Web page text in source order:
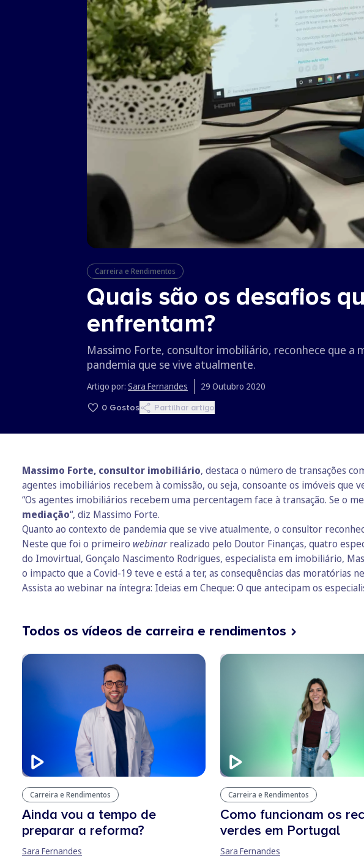
Carreira e Rendimentos
Quais são os desafios
enfrentam?
Massimo Forte, consultor imobiliário, reconhece que
pandemia que se vive atualmente.
Artigo por: Sara Fernandes 29 Outubro 2020
0 Gostos Partilhar artigo
Massimo Forte, consultor imobiliário, destaca o número de transações
agentes imobiliários recebem à comissão, ou seja, consoante os imóveis que
“Os agentes imobiliários recebem uma percentagem face à transação. Se o
mediação“, diz Massimo Forte.
Quanto ao contexto de pandemia que se vive atualmente, o consultor
Neste que foi o primeiro webinarrealizado pelo Doutor Finanças, quatro
do Imovirtual, Gonçalo Nascimento Rodrigues, especialista em imobiliário,
o impacto que a Covid-19 teve e está a ter, as consequências das moratórias
Assista ao webinar na íntegra: Ideias em Cheque: O que antecipam os
Todos os vídeos de carreira e rendimentos
Carreira e Rendimentos
Ainda vou a tempo de
preparar a reforma?
Sara Fernandes
Carreira e Rendimentos
Como funcionam os
verdes em Portugal
Sara Fernandes